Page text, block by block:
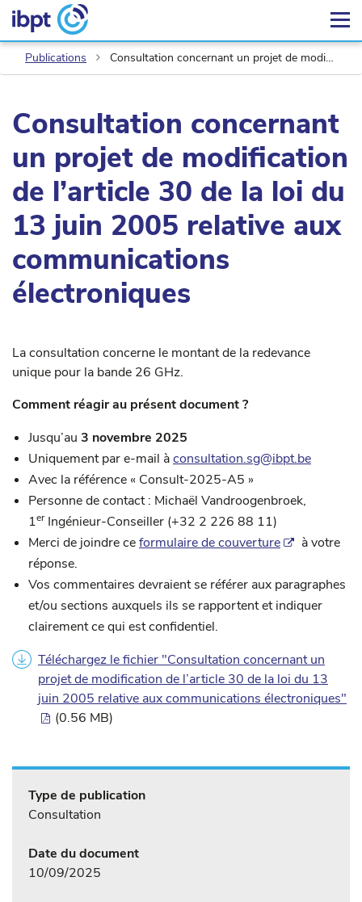
Publications Consultation concernant un projet de modification de l’article 30 de la loi du 13 juin 2005 relative aux communications électroniques
Consultation concernant
un projet de modification
de l’article 30 de la loi du
13 juin 2005 relative aux
communications
électroniques
La consultation concerne le montant de la redevance
unique pour la bande 26 GHz.
Comment réagir au présent document ?
Jusqu’au 3 novembre 2025
Uniquement par e-mail àconsultation.sg@ibpt.be
Avec la référence « Consult-2025-A5 »
Personne de contact : Michaël Vandroogenbroek,
1erIngénieur-Conseiller (+32 2 226 88 11)
Merci de joindre ceformulaire de couverture
à votre
réponse.
Vos commentaires devraient se référer aux paragraphes
et/ou sections auxquels ils se rapportent et indiquer
clairement ce qui est confidentiel.
Téléchargez le fichier "Consultation concernant un
projet de modification de l’article 30 de la loi du 13
juin 2005 relative aux communications électroniques"
(0.56 MB)
Type de publication
Consultation
Date du document
10/09/2025